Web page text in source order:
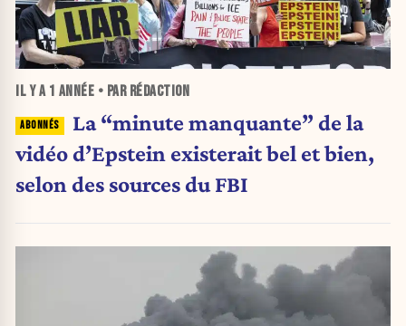
IL Y A 1 ANNÉE • PAR RÉDACTION
La “minute manquante” de la
vidéo d’Epstein existerait bel et bien,
selon des sources du FBI